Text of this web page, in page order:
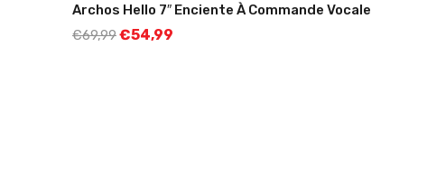
Archos Hello 7″ Enciente À Commande Vocale
€69,99€54,99